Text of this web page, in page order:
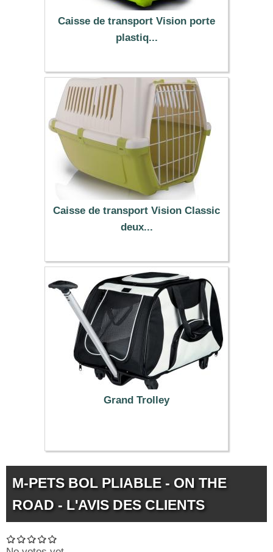
Caisse de transport Vision porte
plastiq...
15.99 €
Caisse de transport Vision Classic
deux...
18.99 €
Grand Trolley
109.99 €
M-PETS BOL PLIABLE - ON THE
ROAD - L'AVIS DES CLIENTS